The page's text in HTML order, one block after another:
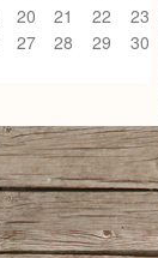
20 21 22
23
27 28 29
30